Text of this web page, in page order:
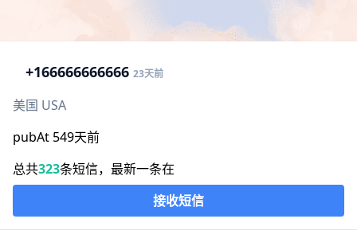
+166666666666 23天前
美国 USA
pubAt 549天前
总共323条短信，最新一条在
接收短信